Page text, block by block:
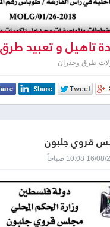
تاهيل و تعبيد
طرق وجدران
قروي جلبون
10:08 صباحاً